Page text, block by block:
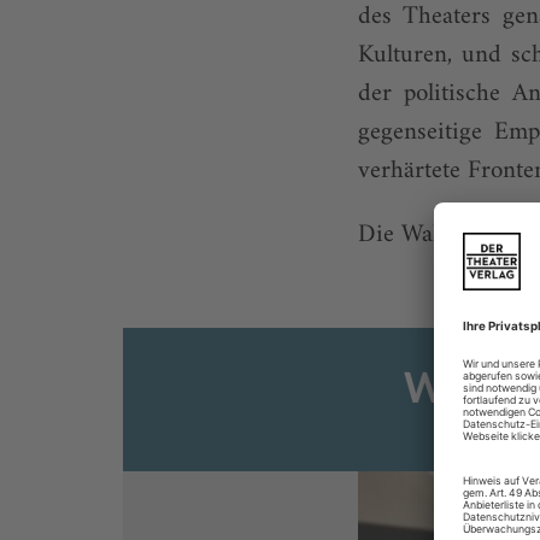
des Theaters
Kulturen, und
der politische
gegenseitige
verhärtete
Die Wahl der
Sie